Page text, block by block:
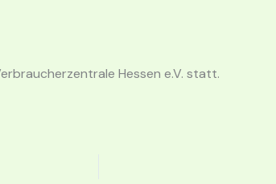
Hessen e.V. statt.